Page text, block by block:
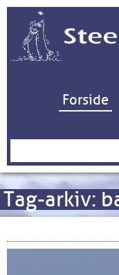
Forside
Søg
Tag-arkiv: